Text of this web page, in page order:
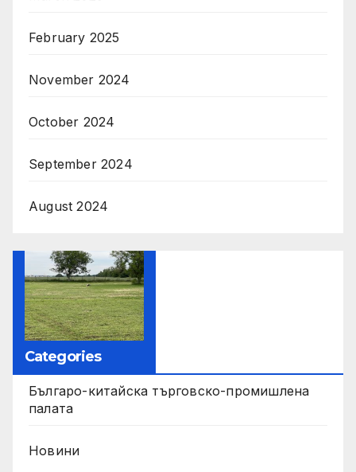
February 2025
November 2024
October 2024
September 2024
August 2024
Categories
Българо-китайска търговско-промишлена
палата
Новини